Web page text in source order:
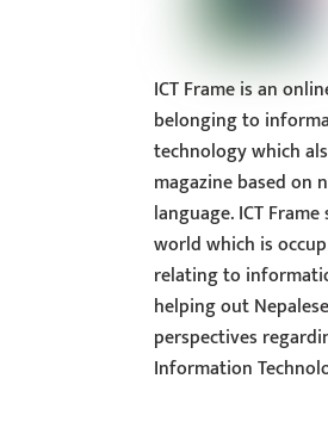
ICT Frame is an
belonging to
technology which
magazine based on
language. ICT
world which is
relating to
helping out
perspectives
Information